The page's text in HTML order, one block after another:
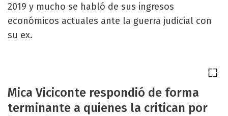
2019 y mucho se habló de sus ingresos
económicos actuales ante la guerra judicial con
su ex.
Mica Viciconte respondió de forma
terminante a quienes la critican por